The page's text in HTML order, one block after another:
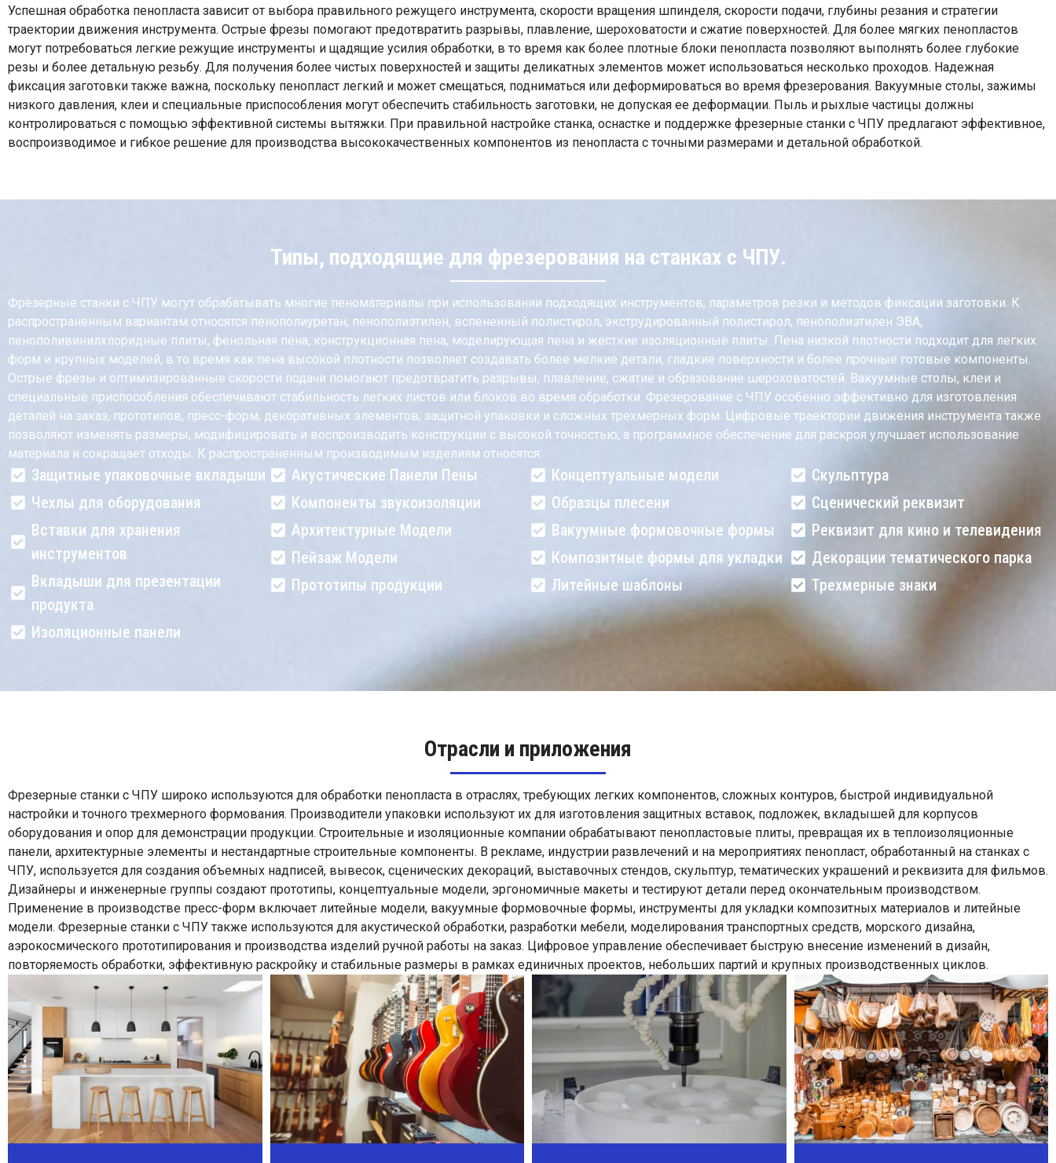
Успешная обработка пенопласта зависит от выбора правильного режущего инструмента, скорости вращения шпинделя, скорости подачи, глубины резания и стратегии
траектории движения инструмента. Острые фрезы помогают предотвратить разрывы, плавление, шероховатости и сжатие поверхностей. Для более мягких пенопластов
могут потребоваться легкие режущие инструменты и щадящие усилия обработки, в то время как более плотные блоки пенопласта позволяют выполнять более глубокие
резы и более детальную резьбу. Для получения более чистых поверхностей и защиты деликатных элементов может использоваться несколько проходов. Надежная
фиксация заготовки также важна, поскольку пенопласт легкий и может смещаться, подниматься или деформироваться во время фрезерования. Вакуумные столы, зажимы
низкого давления, клеи и специальные приспособления могут обеспечить стабильность заготовки, не допуская ее деформации. Пыль и рыхлые частицы должны
контролироваться с помощью эффективной системы вытяжки. При правильной настройке станка, оснастке и поддержке фрезерные станки с ЧПУ предлагают эффективное,
воспроизводимое и гибкое решение для производства высококачественных компонентов из пенопласта с точными размерами и детальной обработкой.
Типы, подходящие для фрезерования на станках с ЧПУ.
Фрезерные станки с ЧПУ могут обрабатывать многие пеноматериалы при использовании подходящих инструментов, параметров резки и методов фиксации заготовки. К
распространенным вариантам относятся пенополиуретан, пенополиэтилен, вспененный полистирол, экструдированный полистирол, пенополиэтилен ЭВА,
пенополивинилхлоридные плиты, фенольная пена, конструкционная пена, моделирующая пена и жесткие изоляционные плиты. Пена низкой плотности подходит для легких
форм и крупных моделей, в то время как пена высокой плотности позволяет создавать более мелкие детали, гладкие поверхности и более прочные готовые компоненты.
Острые фрезы и оптимизированные скорости подачи помогают предотвратить разрывы, плавление, сжатие и образование шероховатостей. Вакуумные столы, клеи и
специальные приспособления обеспечивают стабильность легких листов или блоков во время обработки. Фрезерование с ЧПУ особенно эффективно для изготовления
деталей на заказ, прототипов, пресс-форм, декоративных элементов, защитной упаковки и сложных трехмерных форм. Цифровые траектории движения инструмента также
позволяют изменять размеры, модифицировать и воспроизводить конструкции с высокой точностью, а программное обеспечение для раскроя улучшает использование
материала и сокращает отходы. К распространенным производимым изделиям относятся:
Защитные упаковочные вкладыши
Чехлы для оборудования
Вставки для хранения
инструментов
Вкладыши для презентации
продукта
Изоляционные панели
Акустические Панели Пены
Компоненты звукоизоляции
Архитектурные Модели
Пейзаж Модели
Прототипы продукции
Концептуальные модели
Образцы плесени
Вакуумные формовочные формы
Композитные формы для укладки
Литейные шаблоны
Скульптура
Сценический реквизит
Реквизит для кино и телевидения
Декорации тематического парка
Трехмерные знаки
Отрасли и приложения
Фрезерные станки с ЧПУ широко используются для обработки пенопласта в отраслях, требующих легких компонентов, сложных контуров, быстрой индивидуальной
настройки и точного трехмерного формования. Производители упаковки используют их для изготовления защитных вставок, подложек, вкладышей для корпусов
оборудования и опор для демонстрации продукции. Строительные и изоляционные компании обрабатывают пенопластовые плиты, превращая их в теплоизоляционные
панели, архитектурные элементы и нестандартные строительные компоненты. В рекламе, индустрии развлечений и на мероприятиях пенопласт, обработанный на станках с
ЧПУ, используется для создания объемных надписей, вывесок, сценических декораций, выставочных стендов, скульптур, тематических украшений и реквизита для фильмов.
Дизайнеры и инженерные группы создают прототипы, концептуальные модели, эргономичные макеты и тестируют детали перед окончательным производством.
Применение в производстве пресс-форм включает литейные модели, вакуумные формовочные формы, инструменты для укладки композитных материалов и литейные
модели. Фрезерные станки с ЧПУ также используются для акустической обработки, разработки мебели, моделирования транспортных средств, морского дизайна,
аэрокосмического прототипирования и производства изделий ручной работы на заказ. Цифровое управление обеспечивает быструю внесение изменений в дизайн,
повторяемость обработки, эффективную раскройку и стабильные размеры в рамках единичных проектов, небольших партий и крупных производственных циклов.